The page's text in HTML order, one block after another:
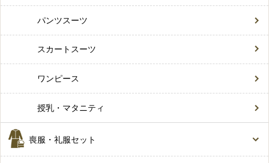
パンツスーツ
スカートスーツ
ワンピース
授乳・マタニティ
喪服・礼服セット